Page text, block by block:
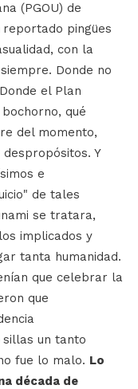
(PGOU) de
pingües
con la
Donde no
el Plan
qué
del momento,
Y
e
de tales
se tratara,
implicados y
tanta humanidad.
que celebrar la
que
sillas un tanto
fue lo malo. Lo
década de